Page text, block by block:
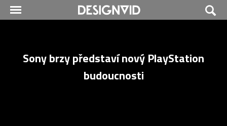
Sony brzy představí nový PlayStation
budoucnosti